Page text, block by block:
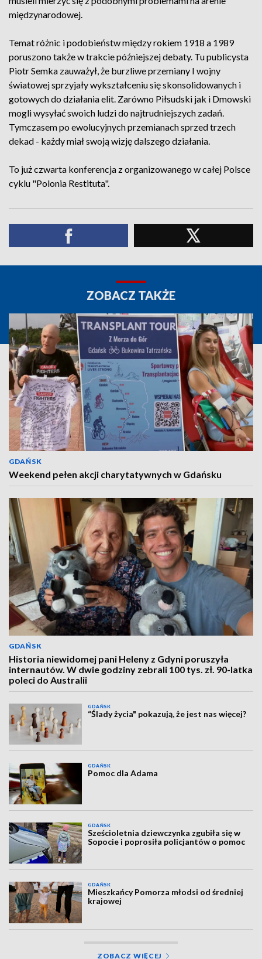
międzynarodowej.
Temat różnic i podobieństw między rokiem 1918 a 1989
poruszono także w trakcie późniejszej debaty. Tu publicysta
Piotr Semka zauważył, że burzliwe przemiany I wojny
światowej sprzyjały wykształceniu się skonsolidowanych i
gotowych do działania elit. Zarówno Piłsudski jak i Dmowski
mogli wysyłać swoich ludzi do najtrudniejszych zadań.
Tymczasem po ewolucyjnych przemianach sprzed trzech
dekad - każdy miał swoją wizję dalszego działania.
To już czwarta konferencja z organizowanego w całej Polsce
cyklu "Polonia Restituta".
ZOBACZ TAKŻE
GDAŃSK
Weekend pełen akcji charytatywnych w Gdańsku
GDAŃSK
Historia niewidomej pani Heleny z Gdyni poruszyła
internautów. W dwie godziny zebrali 100 tys. zł. 90-latka
poleci do Australii
GDAŃSK
“Ślady życia" pokazują, że jest nas więcej?
GDAŃSK
Pomoc dla Adama
GDAŃSK
Sześcioletnia dziewczynka zgubiła się w
Sopocie i poprosiła policjantów o pomoc
GDAŃSK
Mieszkańcy Pomorza młodsi od średniej
krajowej
ZOBACZ WIĘCEJ